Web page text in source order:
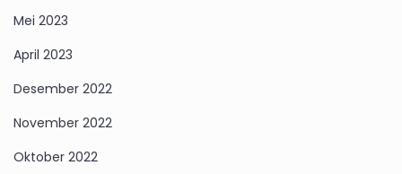
Mei 2023
April 2023
Desember 2022
November 2022
Oktober 2022